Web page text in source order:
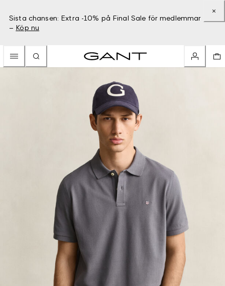
Sista chansen: Extra -10% på Final Sale för medlemmar
– Köp nu